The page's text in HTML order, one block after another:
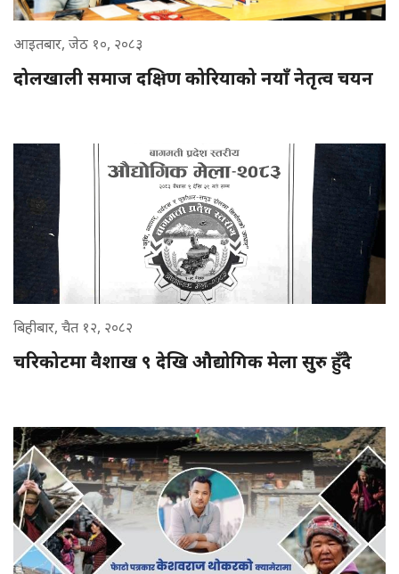
आइतबार, जेठ १०, २०८३
दोलखाली समाज दक्षिण कोरियाको नयाँ नेतृत्व चयन
बिहीबार, चैत १२, २०८२
चरिकोटमा वैशाख ९ देखि औद्योगिक मेला सुरु हुँदै